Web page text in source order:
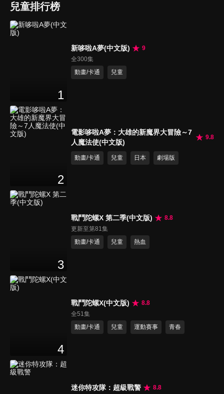
兒童排行榜
1
新哆啦A夢(中文版)
9
全300集
動畫/卡通
兒童
2
電影哆啦A夢：大雄的新魔界大冒險～7
人魔法使(中文版)
9.8
動畫/卡通 兒童 日本 劇場版
3
戰鬥陀螺X 第二季(中文版)
8.8
更新至第81集
動畫/卡通
兒童 熱血
4
戰鬥陀螺X(中文版)
8.8
全51集
動畫/卡通
兒童 運動賽事 青春
迷你特攻隊：超級戰警
8.8